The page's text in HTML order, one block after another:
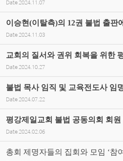
Date 2024.11.07
이승현(이탈측)의 12권 불법 출판
Date 2024.11.03
교회의 질서와 권위 회복을 위한
Date 2024.10.27
불법 목사 임직 및 교육전도사 임
Date 2024.07.22
평강제일교회 불법 공동의회 회
Date 2024.02.06
총회 제명자들의 집회와 모임 ‘참